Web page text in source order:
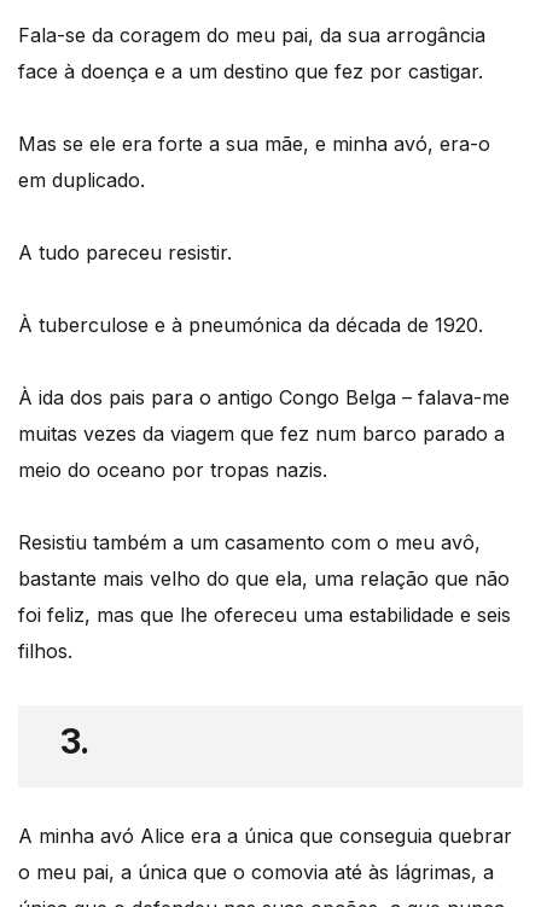
Fala-se da coragem do meu pai, da sua arrogância
face à doença e a um destino que fez por castigar.
Mas se ele era forte a sua mãe, e minha avó, era-o
em duplicado.
A tudo pareceu resistir.
À tuberculose e à pneumónica da década de 1920.
À ida dos pais para o antigo Congo Belga – falava-me
muitas vezes da viagem que fez num barco parado a
meio do oceano por tropas nazis.
Resistiu também a um casamento com o meu avô,
bastante mais velho do que ela, uma relação que não
foi feliz, mas que lhe ofereceu uma estabilidade e seis
filhos.
3.
A minha avó Alice era a única que conseguia quebrar
o meu pai, a única que o comovia até às lágrimas, a